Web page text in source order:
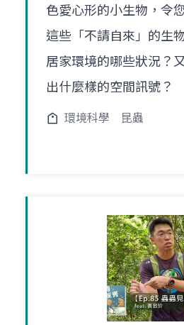
色愛心形的小生物，令
這些「不請自來」的生
居家環境的哪些狀況？
出什麼樣的空間訊號？
環境科學 昆蟲